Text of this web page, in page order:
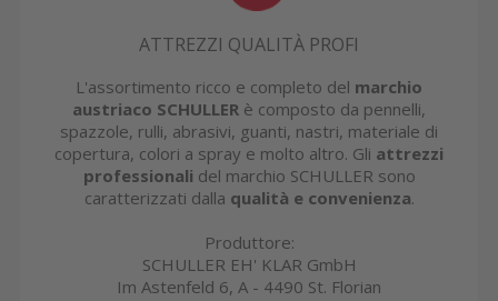
ATTREZZI QUALITÀ PROFI
L'assortimento ricco e completo del marchio
austriaco SCHULLER è composto da pennelli,
spazzole, rulli, abrasivi, guanti, nastri, materiale di
copertura, colori a spray e molto altro. Gli attrezzi
professionali del marchio SCHULLER sono
caratterizzati dalla qualità e convenienza.
Produttore:
SCHULLER EH' KLAR GmbH
Im Astenfeld 6, A - 4490 St. Florian